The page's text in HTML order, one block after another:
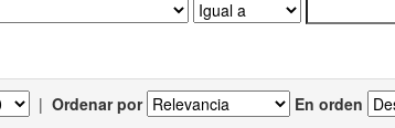
| Ordenar por En orden